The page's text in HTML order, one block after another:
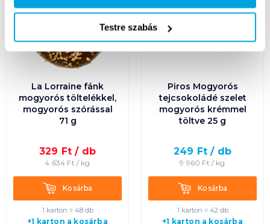
Testre szabás
La Lorraine fánk
mogyorós töltelékkel,
mogyorós szórással
71 g
329 Ft / db
4 634 Ft / kg
KosárbaKosárba
1 karton = 48 db
+1 karton a kosárba
Piros Mogyorós
tejcsokoládé szelet
mogyorós krémmel
töltve 25 g
249 Ft / db
9 960 Ft / kg
KosárbaKosárba
1 karton = 42 db
+1 karton a kosárba